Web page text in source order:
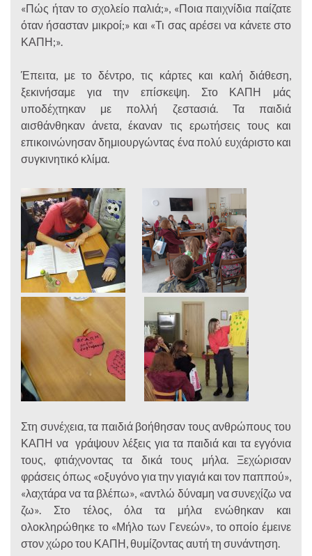
«Πώς ήταν το σχολείο παλιά;», «Ποια παιχνίδια παίζατε
όταν ήσασταν μικροί;» και «Τι σας αρέσει να κάνετε στο
ΚΑΠΗ;».
Έπειτα, με το δέντρο, τις κάρτες και καλή διάθεση,
ξεκινήσαμε για την επίσκεψη. Στο ΚΑΠΗ μάς
υποδέχτηκαν με πολλή ζεστασιά. Τα παιδιά
αισθάνθηκαν άνετα, έκαναν τις ερωτήσεις τους και
επικοινώνησαν δημιουργώντας ένα πολύ ευχάριστο και
συγκινητικό κλίμα.
Στη συνέχεια, τα παιδιά βοήθησαν τους ανθρώπους του
ΚΑΠΗ να γράψουν λέξεις για τα παιδιά και τα εγγόνια
τους, φτιάχνοντας τα δικά τους μήλα. Ξεχώρισαν
φράσεις όπως «οξυγόνο για την γιαγιά και τον παππού»,
«λαχτάρα να τα βλέπω», «αντλώ δύναμη να συνεχίζω να
ζω». Στο τέλος, όλα τα μήλα ενώθηκαν και
ολοκληρώθηκε το «Μήλο των Γενεών», το οποίο έμεινε
στον χώρο του ΚΑΠΗ, θυμίζοντας αυτή τη συνάντηση.